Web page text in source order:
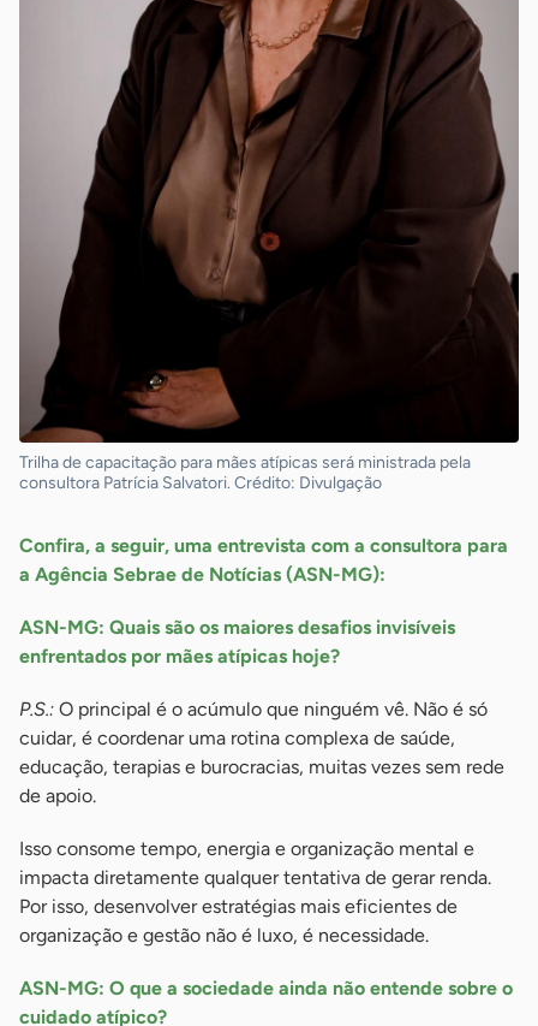
Trilha de capacitação para mães atípicas será ministrada pela
consultora Patrícia Salvatori. Crédito: Divulgação
Confira, a seguir, uma entrevista com a consultora para
a Agência Sebrae de Notícias (ASN-MG):
ASN-MG: Quais são os maiores desafios invisíveis
enfrentados por mães atípicas hoje?
P.S.: O principal é o acúmulo que ninguém vê. Não é só
cuidar, é coordenar uma rotina complexa de saúde,
educação, terapias e burocracias, muitas vezes sem rede
de apoio.
Isso consome tempo, energia e organização mental e
impacta diretamente qualquer tentativa de gerar renda.
Por isso, desenvolver estratégias mais eficientes de
organização e gestão não é luxo, é necessidade.
ASN-MG: O que a sociedade ainda não entende sobre o
cuidado atípico?